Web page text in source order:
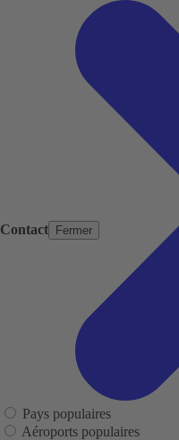
Contact Fermer
Pays populaires
Aéroports populaires